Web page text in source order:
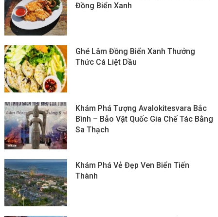
Đồng Biển Xanh
Ghé Lâm Đồng Biển Xanh Thưởng
Thức Cá Liệt Dầu
Khám Phá Tượng Avalokitesvara Bắc
Bình – Bảo Vật Quốc Gia Chế Tác Bằng
Sa Thạch
Khám Phá Vẻ Đẹp Ven Biển Tiến
Thành